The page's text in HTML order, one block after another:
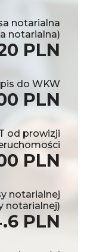
notarialna
notarialna)
PLN
do WKW
PLN
od prowizji
PLN
notarialnej
notarialnej)
PLN